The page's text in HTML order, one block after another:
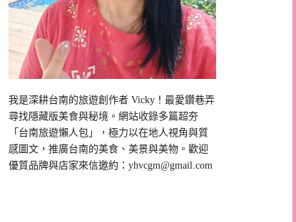
我是深耕台南的旅遊創作者 Vicky！最愛鑽巷弄
尋找隱藏版美食與秘境。網站收錄多篇超夯
「台南旅遊懶人包」，極力以在地人視角與質
感圖文，推廣台南的美食、美景與美物。歡迎
優質品牌與店家來信邀約：yhvcgm@gmail.com